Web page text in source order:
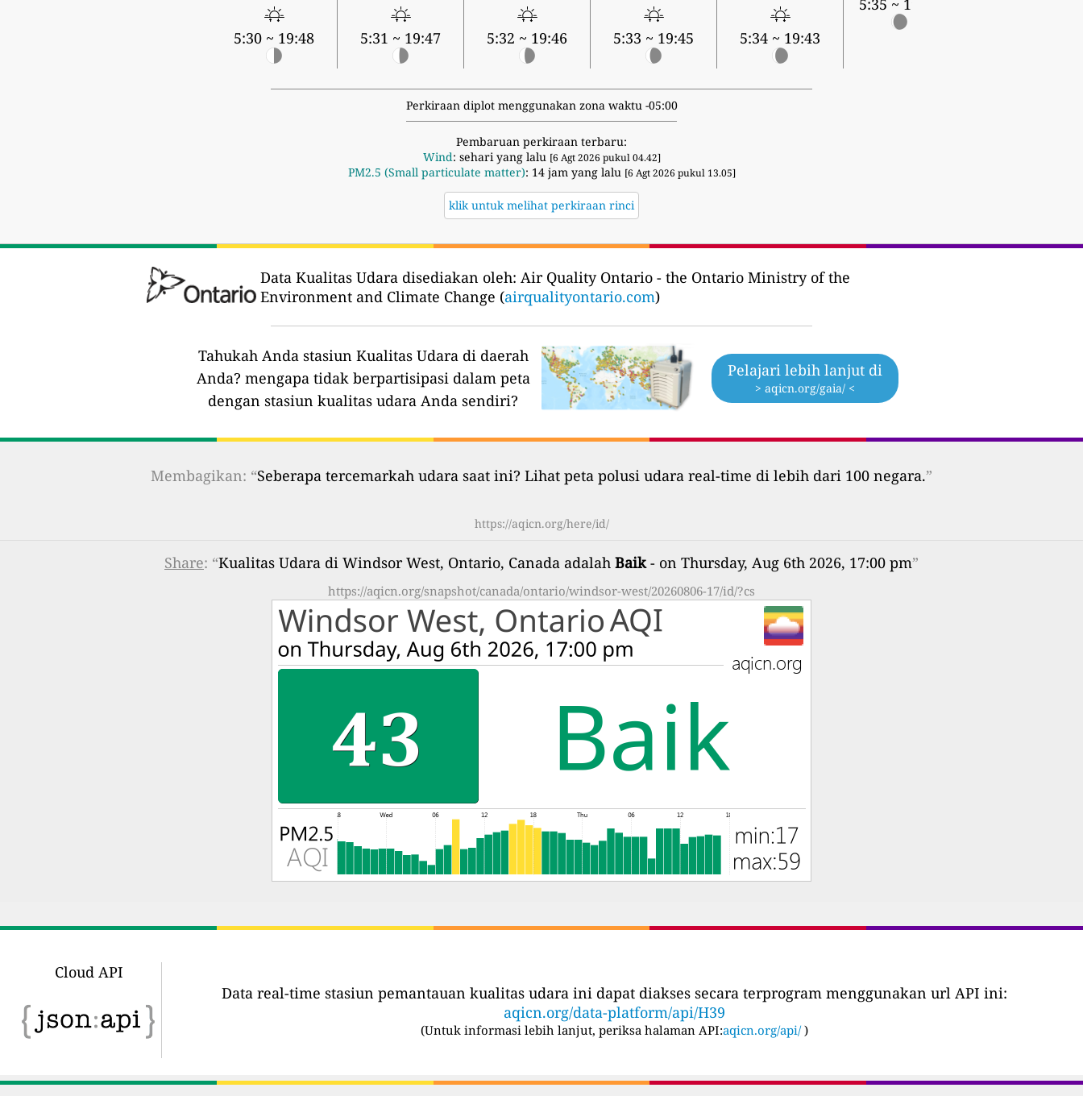
5:30 ~ 19:48 5:31 ~ 19:47 5:32 ~ 19:46 5:33 ~ 19:45 5:34 ~ 19:43
5:35 ~ 19:42
Perkiraan diplot menggunakan zona waktu -05:00
Pembaruan perkiraan terbaru:
Wind: sehari yang lalu [6 Agt 2026 pukul 04.42]
PM2.5 (Small particulate matter): 14 jam yang lalu [6 Agt 2026 pukul 13.05]
klik untuk melihat perkiraan rinci
Data Kualitas Udara disediakan oleh: Air Quality Ontario - the Ontario Ministry of the
Environment and Climate Change (airqualityontario.com)
Tahukah Anda stasiun Kualitas Udara di daerah
Anda? mengapa tidak berpartisipasi dalam peta
dengan stasiun kualitas udara Anda sendiri?
Pelajari lebih lanjut di
> aqicn.org/gaia/ <
Membagikan: “Seberapa tercemarkah udara saat ini? Lihat peta polusi udara real-time di lebih dari 100 negara.”
https://aqicn.org/here/id/
Share: “Kualitas Udara di Windsor West, Ontario, Canada adalah Baik- on Thursday, Aug 6th 2026, 17:00 pm”
https://aqicn.org/snapshot/canada/ontario/windsor-west/20260806-17/id/?cs
Cloud API
Data real-time stasiun pemantauan kualitas udara ini dapat diakses secara terprogram menggunakan url API ini:
aqicn.org/data-platform/api/H39
(Untuk informasi lebih lanjut, periksa halaman API:aqicn.org/api/ )